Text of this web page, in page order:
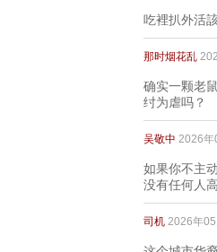
吃裡扒外活
那时烟花乱
确实一颗老
纣为虐吗？
吴敬中 2026年
如果你不主
没有任何人
司机 2026年